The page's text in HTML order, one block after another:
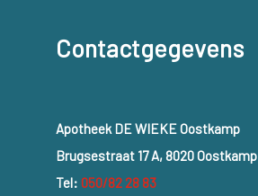
Contactgegevens
Apotheek DE WIEKE Oostkamp
Brugsestraat 17 A, 8020 Oostkamp
Tel: 050/82 28 83